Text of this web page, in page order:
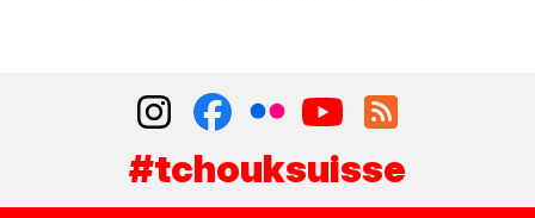
#tchouksuisse